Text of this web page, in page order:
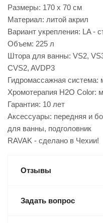
Размеры: 170 x 70 см
Материал: литой акрил
Вариант укрепления: LA -
Объем: 225 л
Штора для ванны: VS2,
CVS2, AVDP3
Гидромассажная система:
Хромотерапия H2O Color:
Гарантия: 10 лет
Аксессуары: передняя и
для ванны, подголовник
RAVAK - сделано в Чехии!
Отзывы
Задать вопрос